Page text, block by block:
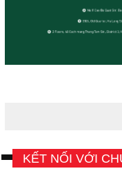
KẾT NỐI VỚI